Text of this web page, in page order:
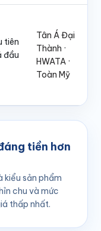
tiên
đầu
Tân Á Đại
Thành ·
HWATA ·
Toàn Mỹ
tiền hơn
kiểu sản phẩm
chu và mức
thấp nhất.